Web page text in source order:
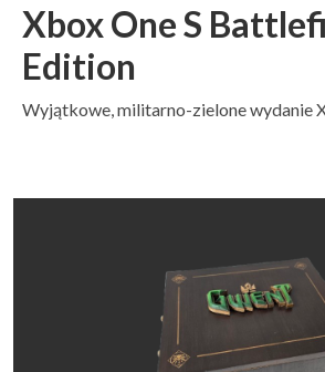
Xbox One S
Edition
Wyjątkowe, militarno-zielone wydanie